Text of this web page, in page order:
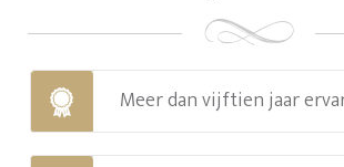
Meer dan vijftien jaar